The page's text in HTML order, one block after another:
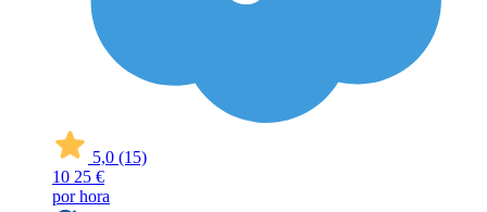
5,0 (15)
10 25 €
por hora